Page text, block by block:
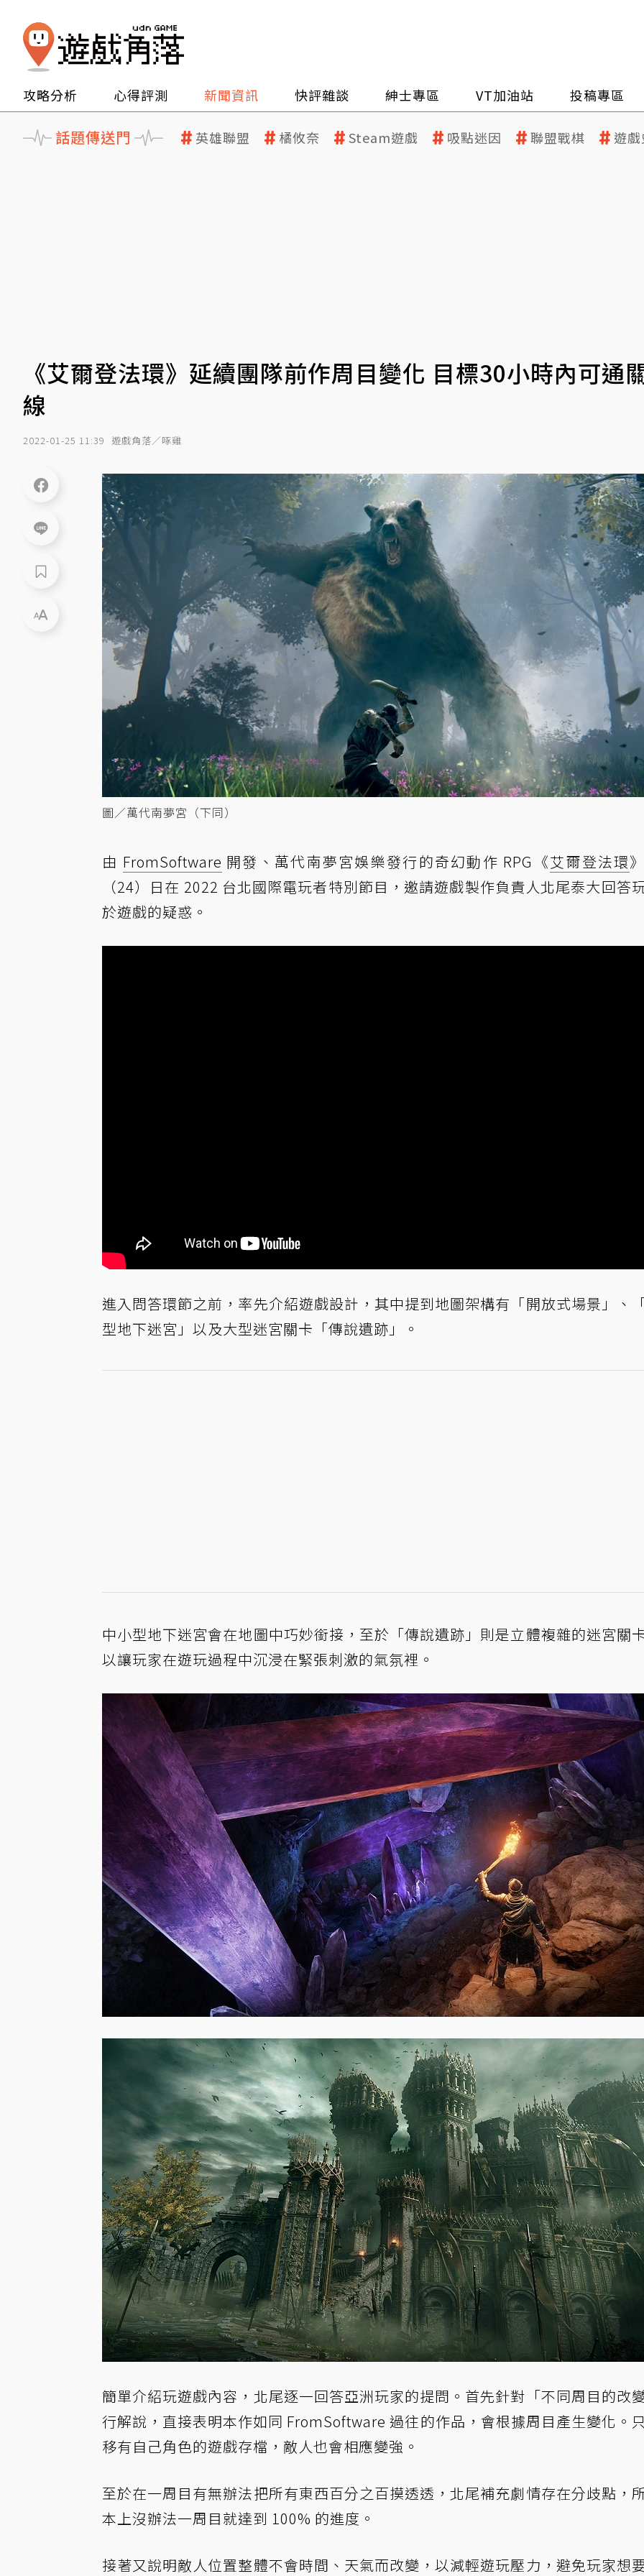
攻略分析 心得評測 新聞資訊 快評雜談 紳士專區 VT加油站 投稿專區
話題傳送門 英雄聯盟 橘攸奈 Steam遊戲 吸點迷因 聯盟戰棋 遊
《艾爾登法環》延續團隊前作周目變化 目標30小時內可通
線
2022-01-25 11:39 遊戲角落／啄雞
圖／萬代南夢宮（下同）
由 FromSoftware 開發、萬代南夢宮娛樂發行的奇幻動作 RPG《艾爾登法環
（24）日在 2022 台北國際電玩者特別節目，邀請遊戲製作負責人北尾泰大回答
於遊戲的疑惑。
進入問答環節之前，率先介紹遊戲設計，其中提到地圖架構有「開放式場景」、
型地下迷宮」以及大型迷宮關卡「傳說遺跡」。
中小型地下迷宮會在地圖中巧妙銜接，至於「傳說遺跡」則是立體複雜的迷宮關
以讓玩家在遊玩過程中沉浸在緊張刺激的氣氛裡。
簡單介紹玩遊戲內容，北尾逐一回答亞洲玩家的提問。首先針對「不同周目的改
行解說，直接表明本作如同 FromSoftware 過往的作品，會根據周目產生變化。
移有自己角色的遊戲存檔，敵人也會相應變強。
至於在一周目有無辦法把所有東西百分之百摸透透，北尾補充劇情存在分歧點，
本上沒辦法一周目就達到 100% 的進度。
接著又說明敵人位置整體不會時間、天氣而改變，以減輕遊玩壓力，避免玩家想